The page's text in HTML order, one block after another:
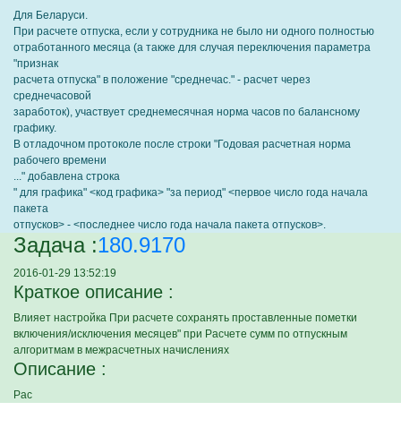
Для Беларуси.
При расчете отпуска, если у сотрудника не было ни одного полностью
отработанного месяца (а также для случая переключения параметра
"признак
расчета отпуска" в положение "среднечас." - расчет через
среднечасовой
заработок), участвует среднемесячная норма часов по балансному
графику.
В отладочном протоколе после строки "Годовая расчетная норма
рабочего времени
..." добавлена строка
" для графика" <код графика> "за период" <первое число года начала
пакета
отпусков> - <последнее число года начала пакета отпусков>.
Задача :180.9170
2016-01-29 13:52:19
Краткое описание :
Влияет настройка При расчете сохранять проставленные пометки
включения/исключения месяцев" при Расчете сумм по отпускным
алгоритмам в межрасчетных начислениях
Описание :
Рас